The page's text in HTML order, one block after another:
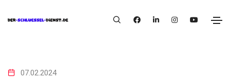
07.02.2024